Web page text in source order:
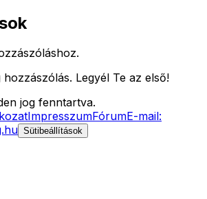
Legyél Te az első!
jog fenntartva.
ImpresszumFórumE-mail:
Sütibeállítások